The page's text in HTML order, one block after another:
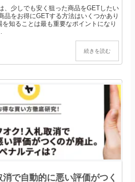
、少しでも安く狙った商品をGETしたい
品をお得にGETする方法はいくつかあり
知ることは最も重要なポイントになり
続きを読む
で自動的に悪い評価がつく